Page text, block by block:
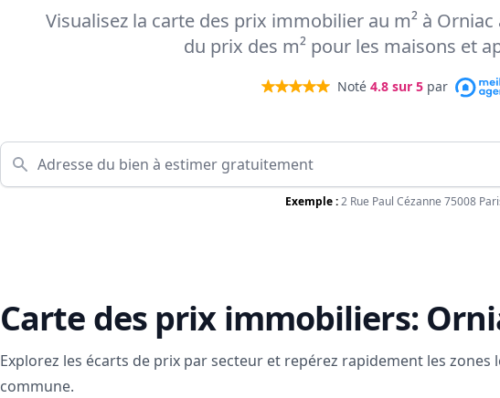
Visualisez la carte des prix immobilier au m² à
du prix des m² pour les maisons et
Noté 4.8 sur 5 par
Exemple :2 Rue Paul Cézanne 75008
Carte des prix immobiliers:
Explorez les écarts de prix par secteur et repérez rapidement les zones
commune.